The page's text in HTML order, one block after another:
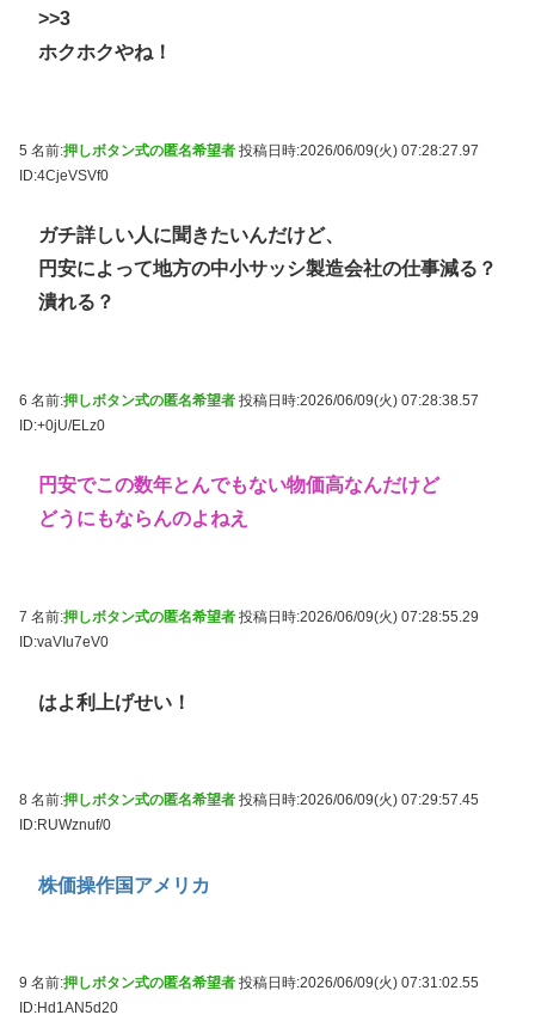
>>3
ホクホクやね！
5 名前:押しボタン式の匿名希望者 投稿日時:2026/06/09(火) 07:28:27.97
ID:4CjeVSVf0
ガチ詳しい人に聞きたいんだけど、
円安によって地方の中小サッシ製造会社の仕事減る？
潰れる？
6 名前:押しボタン式の匿名希望者 投稿日時:2026/06/09(火) 07:28:38.57
ID:+0jU/ELz0
円安でこの数年とんでもない物価高なんだけど
どうにもならんのよねえ
7 名前:押しボタン式の匿名希望者 投稿日時:2026/06/09(火) 07:28:55.29
ID:vaVIu7eV0
はよ利上げせい！
8 名前:押しボタン式の匿名希望者 投稿日時:2026/06/09(火) 07:29:57.45
ID:RUWznuf/0
株価操作国アメリカ
9 名前:押しボタン式の匿名希望者 投稿日時:2026/06/09(火) 07:31:02.55
ID:Hd1AN5d20